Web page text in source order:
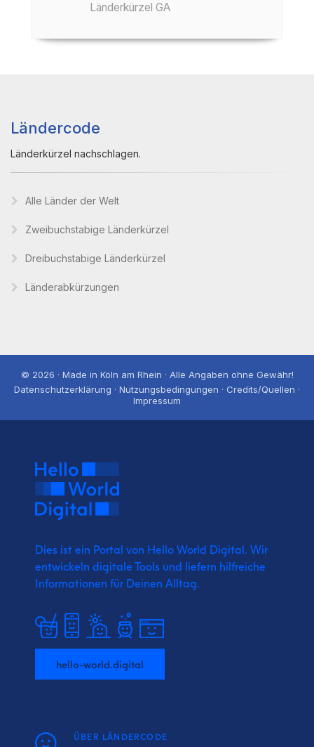
Länderkürzel GA
Ländercode
Länderkürzel nachschlagen.
Alle Länder der Welt
Zweibuchstabige Länderkürzel
Dreibuchstabige Länderkürzel
Länderabkürzungen
© 2026 · Made in Köln am Rhein · Alle Angaben ohne Gewähr!
Datenschutzerklärung · Nutzungsbedingungen · Credits/Quellen ·
Impressum
Dies ist ein Portal von Hello World Digital. Wir
entwickeln digitale Tools und liefern hilfreiche
Informationen für Deinen Alltag.
hello-world.digital
ÜBER LÄNDERCODE